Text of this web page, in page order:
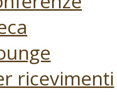
ricevimenti